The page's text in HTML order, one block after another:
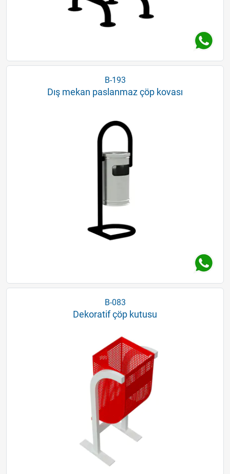
B-193
Dış mekan paslanmaz çöp kovası
B-083
Dekoratif çöp kutusu